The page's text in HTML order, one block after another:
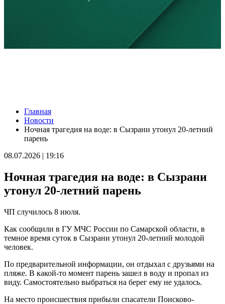
В Большой Глушице появится зона отдыха у воды
07.08.2026 | 21:41
Вячеслав Федорищев: "Важно отмечать тех, кто всей душой и
сердцем болеет за нашу Самарскую область и вносит большой
07.08.2026 | 21:21
августа
07.08.2026 | 20:51
В Самаре пустят дополнительный транспорт в день матча КС
07.08.2026 | 20:07
172 и 174
07.08.2026 | 19:29
Лук, капуста и свекла: в Минпромторге Самарской области
07.08.2026 | 19:11
В селе Усинское тушили крышу "заброшки" 7 августа
07.08.2026 | 18:55
политических партий в избирательных бюллетенях
Главная
Новости
Ночная трагедия на воде: в Сызрани утонул 20-летний
парень
08.07.2026 | 19:16
Ночная трагедия на воде: в Сызрани
утонул 20-летний парень
ЧП случилось 8 июля.
Как сообщили в ГУ МЧС России по Самарской области, в
темное время суток в Сызрани утонул 20-летний молодой
человек.
По предварительной информации, он отдыхал с друзьями на
пляже. В какой-то момент парень зашел в воду и пропал из
виду. Самостоятельно выбраться на берег ему не удалось.
На место происшествия прибыли спасатели Поисково-